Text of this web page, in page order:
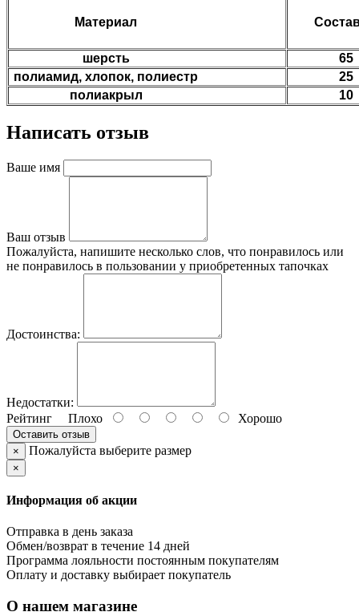
Материал
шерсть
65
полиамид, хлопок, полиестр
25
полиакрыл
10
Написать отзыв
Ваше имя
Ваш отзыв
Пожалуйста, напишите несколько слов, что понравилось или
не понравилось в пользовании у приобретенных тапочках
Достоинства:
Недостатки:
Рейтинг Плохо Хорошо
Оставить отзыв
×
Пожалуйста выберите размер
×
Информация об акции
Отправка в день заказа
Обмен/возврат в течение 14 дней
Программа лояльности постоянным покупателям
Оплату и доставку выбирает покупатель
О нашем магазине